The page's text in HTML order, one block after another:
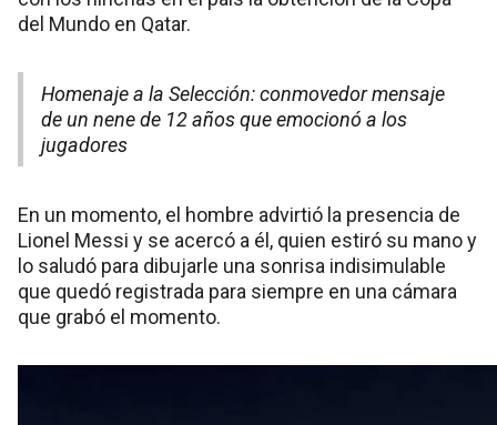
del Mundo en Qatar.
Homenaje a la Selección: conmovedor mensaje
de un nene de 12 años que emocionó a los
jugadores
En un momento, el hombre advirtió la presencia de
Lionel Messi y se acercó a él, quien estiró su mano y
lo saludó para dibujarle una sonrisa indisimulable
que quedó registrada para siempre en una cámara
que grabó el momento.